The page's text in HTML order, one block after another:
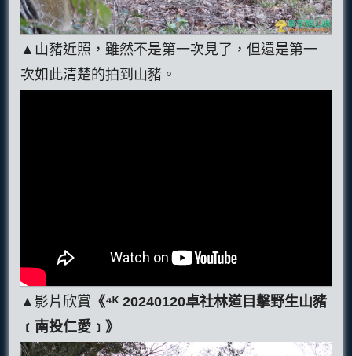
▲山豬近照，雖然不是第一次見了，但還是第一
次如此清楚的拍到山豬。
▲影片欣賞 《⁴ᴷ 20240120卓社林道目擊野生山豬
﹝南投仁愛﹞》